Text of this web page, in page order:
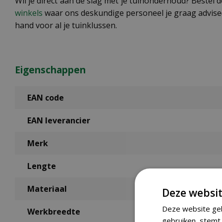
winkels waar ons deskundige personeel je graag
hand voor al je tuinklussen.
Eigenschappen
EAN code
EAN leverancier
Merk
Lengte
Materiaal
Werkbreedte
Deze
Deze website